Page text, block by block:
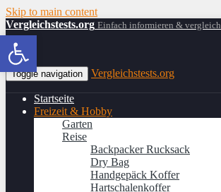
Skip to main content
Vergleichstests.org Einfach informieren &
Toggle navigation Vergleichstests.org
Startseite
Freizeit & Hobby
Garten
Reise
Backpacker Rucksack
Dry Bag
Handgepäck Koffer
Hartschalenkoffer
Werkzeugleiste öffnen